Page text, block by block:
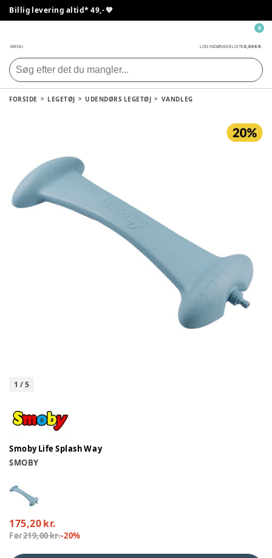
Billig levering altid* 49,- 💙
MENU LOG INDØNSKELISTE0,00 KR.
0
FORSIDE LEGETØJ UDENDØRS LEGETØJ VANDLEG
1 /5
Smoby Life Splash Way
SMOBY
175,20 kr.
Før219,00 kr.-20%